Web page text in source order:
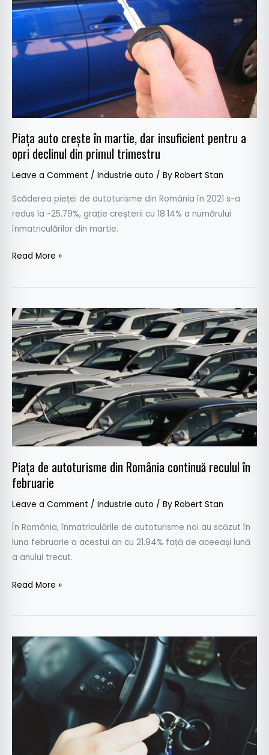
Piața auto crește în martie, dar insuficient pentru a
opri declinul din primul trimestru
Leave a Comment / Industrie auto / By Robert Stan
Scăderea pieței de autoturisme din România în 2021 s-a
redus la -25.79%, grație creșterii cu 18.14% a numărului
înmatriculărilor din martie.
dar
insuficient
pentru
a
primul
trimestru
Read More »
Piața de autoturisme din România continuă reculul în
februarie
Leave a Comment / Industrie auto / By Robert Stan
În România, înmatriculările de autoturisme noi au scăzut în
luna februarie a acestui an cu 21.94% față de aceeași lună
a anului trecut.
Piața
de
autoturisme
din
România
continuă
reculul
în
februarie
Read More »
ACEA:
România
raportat
cea